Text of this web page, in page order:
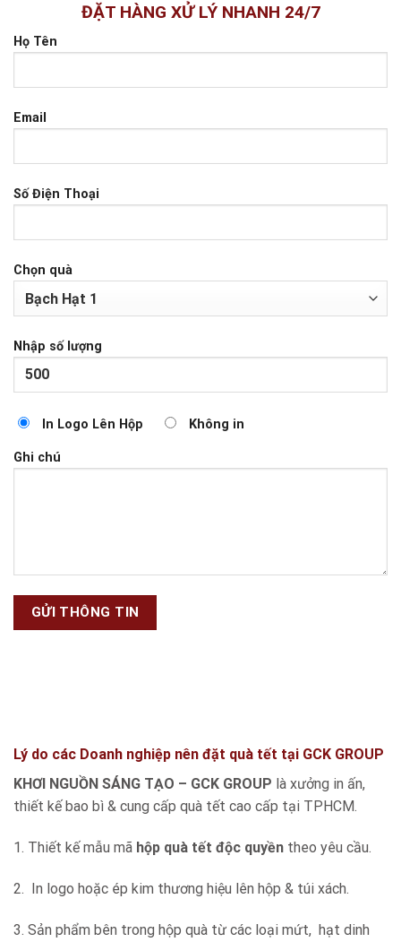
ĐẶT HÀNG XỬ LÝ NHANH 24/7
Họ Tên
Email
Số Điện Thoại
Chọn quà
Nhập số lượng
In Logo Lên Hộp Không in
Ghi chú
Lý do các Doanh nghiệp nên đặt quà tết tại GCK GROUP
KHƠI NGUỒN SÁNG TẠO – GCK GROUP là xưởng in ấn,
thiết kế bao bì & cung cấp quà tết cao cấp tại TPHCM.
1. Thiết kế mẫu mã hộp quà tết độc quyền theo yêu cầu.
2. In logo hoặc ép kim thương hiệu lên hộp & túi xách.
3. Sản phẩm bên trong hộp quà từ các loại mứt, hạt dinh